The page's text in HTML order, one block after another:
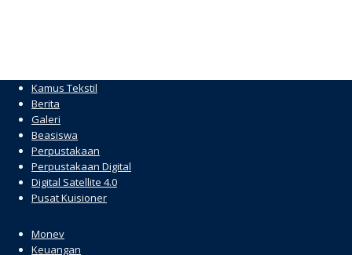
Kamus Tekstil
Berita
Galeri
Beasiswa
Perpustakaan
Perpustakaan Digital
Digital Satellite 4.0
Pusat Kuisioner
Monev
Keuangan